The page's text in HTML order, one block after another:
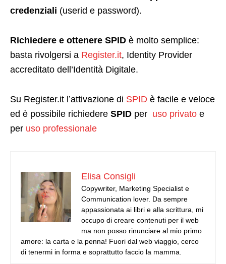
credenziali (userid e password).
Richiedere e ottenere SPID è molto semplice:
basta rivolgersi a Register.it, Identity Provider
accreditato dell’Identità Digitale.
Su Register.it l’attivazione di SPID è facile e veloce
ed è possibile richiedere SPID per uso privato e
per uso professionale
Elisa Consigli
Copywriter, Marketing Specialist e
Communication lover. Da sempre
appassionata ai libri e alla scrittura, mi
occupo di creare contenuti per il web
ma non posso rinunciare al mio primo
amore: la carta e la penna! Fuori dal web viaggio, cerco
di tenermi in forma e soprattutto faccio la mamma.